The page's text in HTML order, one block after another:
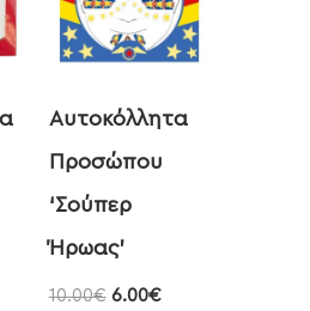
Αυτοκόλλητα
Προσώπου
‘Σούπερ
Ήρωας’
10.00€ 6.00€